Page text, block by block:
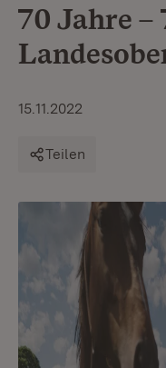
70 Jahre –
15.11.2022
Teilen